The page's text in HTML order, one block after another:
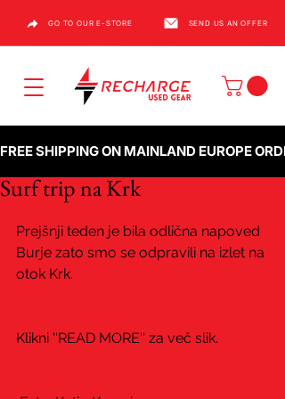
GO TO OUR E-STORE SEND US AN OFFER
FREE SHIPPING ON MAINLAND EUROPE
Surf trip na Krk
Prejšnji teden je bila odlična napoved
Burje zato smo se odpravili na izlet na
otok Krk.
Klikni ''READ MORE'' za več slik.